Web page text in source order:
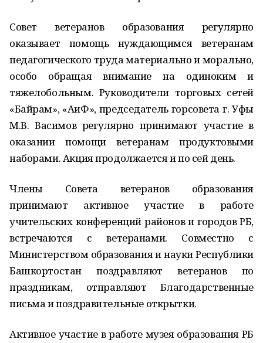
Совет ветеранов образования регулярно
оказывает помощь нуждающимся ветеранам
педагогического труда материально и морально,
особо обращая внимание на одиноким и
тяжелобольным. Руководители торговых сетей
«Байрам», «АиФ», председатель горсовета г. Уфы
М.В. Васимов регулярно принимают участие в
оказании помощи ветеранам продуктовыми
наборами. Акция продолжается и по сей день.
Члены Совета ветеранов образования
принимают активное участие в работе
учительских конференций районов и городов РБ,
встречаются с ветеранами. Совместно с
Министерством образования и науки Республики
Башкортостан поздравляют ветеранов по
праздникам, отправляют Благодарственные
письма и поздравительные открытки.
Активное участие в работе музея образования РБ